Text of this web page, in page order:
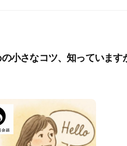
小さなコツ、知っています